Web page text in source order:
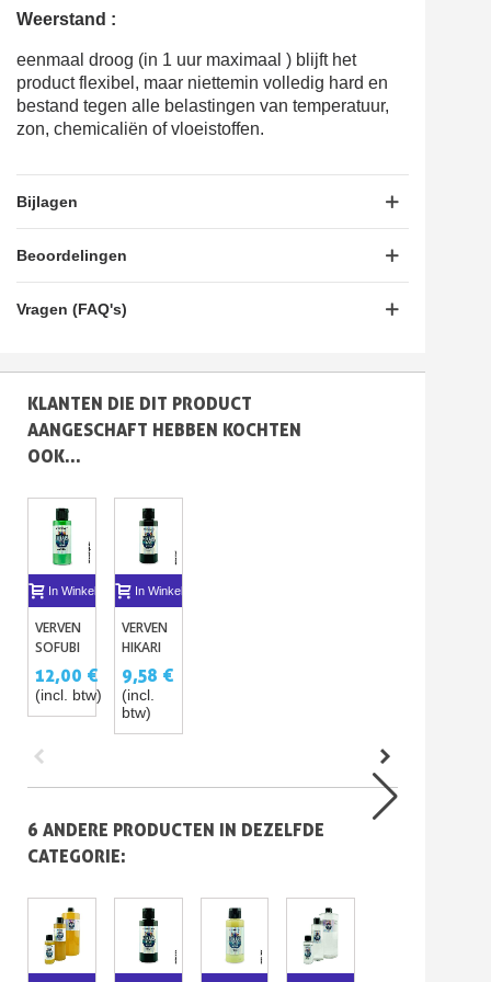
Weerstand :
eenmaal droog (in 1 uur maximaal ) blijft het
product flexibel, maar niettemin volledig hard en
bestand tegen alle belastingen van temperatuur,
zon, chemicaliën of vloeistoffen.
Bijlagen
Beoordelingen
Vragen (FAQ's)
KLANTEN DIE DIT PRODUCT
AANGESCHAFT HEBBEN KOCHTEN
OOK...
In Winkelwagen
VERVEN
SOFUBI
GEMETALLISEERDE
– 23
TINTEN
12,00 €
(incl. btw)
In Winkelwagen
VERVEN
HIKARI
TOYS -
65
KLEUREN
VOOR
POPPEN
9,58 €
(incl.
btw)
6 ANDERE PRODUCTEN IN DEZELFDE
CATEGORIE: